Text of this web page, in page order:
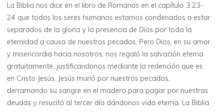
La Biblia nos dice en el libro de Romanos en el capítulo 3:23-
24 que todos los seres humanos estamos condenados a estar
separados de la gloria y la presencia de Dios por toda la
eternidad a causa de nuestros pecados. Pero Dios, en su amor
y misericordia hacia nosotros, nos regaló la salvación eterna
gratuitamente, justificandonos mediante la redención que es
en Cristo Jesús. Jesús murió por nuestros pecados,
derramando su sangre en el madero para pagar por nuestras
deudas y resucitó al tercer día dándonos vida eterna. La Biblia